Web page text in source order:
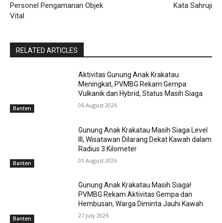
Personel Pengamanan Objek
Vital
Kata Sahruji
RELATED ARTICLES
Banten
Aktivitas Gunung Anak Krakatau
Meningkat, PVMBG Rekam Gempa
Vulkanik dan Hybrid, Status Masih Siaga
06 August 2026
Banten
Gunung Anak Krakatau Masih Siaga Level
III, Wisatawan Dilarang Dekat Kawah dalam
Radius 3 Kilometer
01 August 2026
Banten
Gunung Anak Krakatau Masih Siaga!
PVMBG Rekam Aktivitas Gempa dan
Hembusan, Warga Diminta Jauhi Kawah
27 July 2026